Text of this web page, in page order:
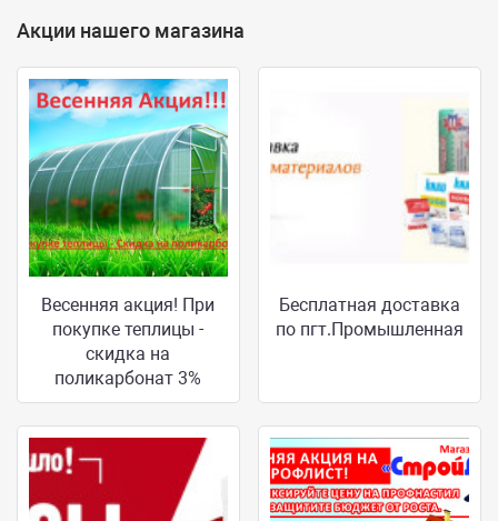
Акции нашего магазина
Весенняя акция! При
покупке теплицы -
скидка на
поликарбонат 3%
Бесплатная доставка
по пгт.Промышленная